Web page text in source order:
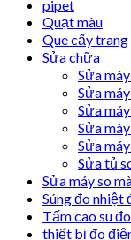
pipet
Quạt màu
Que cấy trang
Sửa chữa
Sửa
Sửa
Sửa
Sửa
Sửa
Sửa tủ
Sửa máy so
Súng đo nhiệt
Tấm cao su
thiết bị đo